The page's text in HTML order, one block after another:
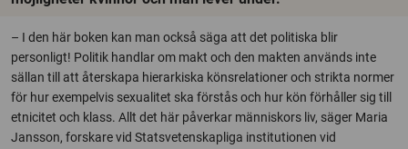
– I den här boken kan man också säga att det politiska blir
personligt! Politik handlar om makt och den makten används inte
sällan till att återskapa hierarkiska könsrelationer och strikta normer
för hur exempelvis sexualitet ska förstås och hur kön förhåller sig till
etnicitet och klass. Allt det här påverkar människors liv, säger Maria
Jansson, forskare vid Statsvetenskapliga institutionen vid